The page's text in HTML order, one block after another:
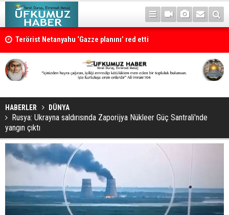
Terörist Netanyahu ‘Gazze planını’ red etti
HABERLER DÜNYA
Rusya: Ukrayna saldırısında Zaporijya Nükleer Güç Santrali'nde
yangın çıktı